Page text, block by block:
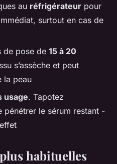
au réfrigérateur pour
surtout en cas de
de pose de 15 à 20
s’assèche et peut
la peau
usage. Tapotez
pénétrer le sérum restant -
habituelles